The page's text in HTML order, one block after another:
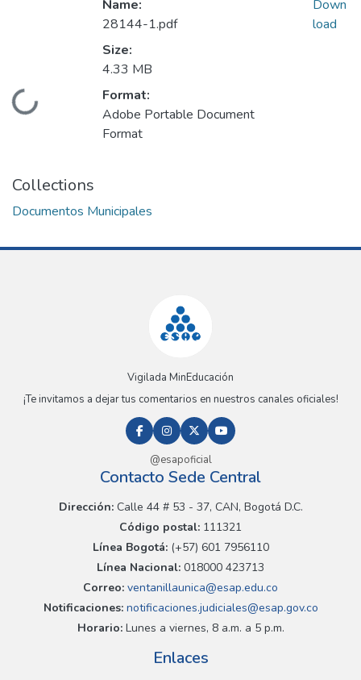
Loading...
Name:
28144-1.pdf
Size:
4.33 MB
Format:
Adobe Portable Document
Format
Down
load
Collections
Documentos Municipales
Vigilada MinEducación
¡Te invitamos a dejar tus comentarios en nuestros canales oficiales!
@esapoficial
Contacto Sede Central
Dirección:Calle 44 # 53 - 37, CAN, Bogotá D.C.
Código postal: 111321
Línea Bogotá:(+57) 601 7956110
Línea Nacional: 018000 423713
Correo: ventanillaunica@esap.edu.co
Notificaciones:notificaciones.judiciales@esap.gov.co
Horario:Lunes a viernes, 8 a.m. a 5 p.m.
Enlaces